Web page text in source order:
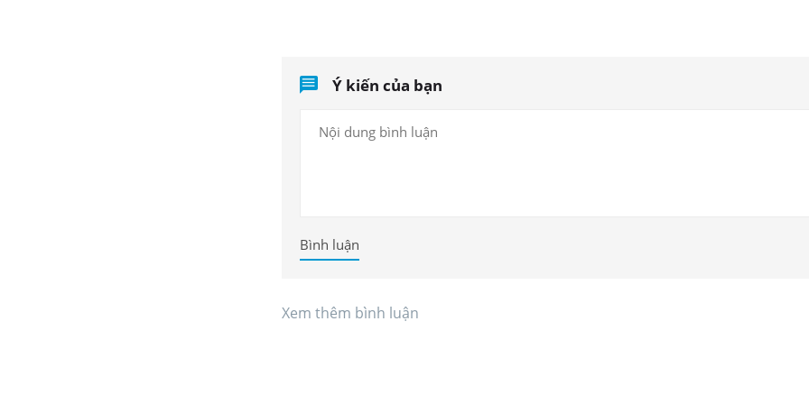
Ý kiến của bạn
Bình luận
Xem thêm bình luận